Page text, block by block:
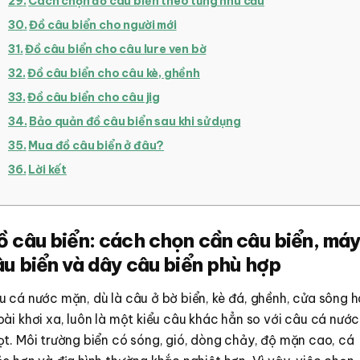
Đồ câu biển cho người mới
Đồ câu biển cho câu lure ven bờ
Đồ câu biển cho câu kè, ghềnh
Đồ câu biển cho câu jig
Bảo quản đồ câu biển sau khi sử dụng
Mua đồ câu biển ở đâu?
Lời kết
câu biển: cách chọn cần câu biển, máy
biển và dây câu biển phù hợp
cá nước mặn, dù là câu ở bờ biển, kè đá, ghềnh, cửa sông
khơi xa, luôn là một kiểu câu khác hẳn so với câu cá nước
Môi trường biển có sóng, gió, dòng chảy, độ mặn cao, cá